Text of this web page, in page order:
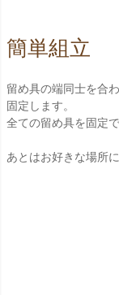
簡単組立
留め具の端同士を合
固定します。
全ての留め具を固定
あとはお好きな場所